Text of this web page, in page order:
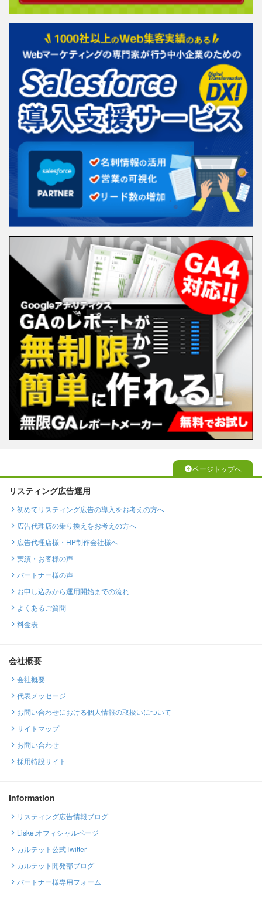
ページトップへ
リスティング広告運用
初めてリスティング広告の導入をお考えの方へ
広告代理店の乗り換えをお考えの方へ
広告代理店様・HP制作会社様へ
実績・お客様の声
パートナー様の声
お申し込みから運用開始までの流れ
よくあるご質問
料金表
会社概要
会社概要
代表メッセージ
お問い合わせにおける個人情報の取扱いについて
サイトマップ
お問い合わせ
採用特設サイト
Information
リスティング広告情報ブログ
Lisketオフィシャルページ
カルテット公式Twitter
カルテット開発部ブログ
パートナー様専用フォーム